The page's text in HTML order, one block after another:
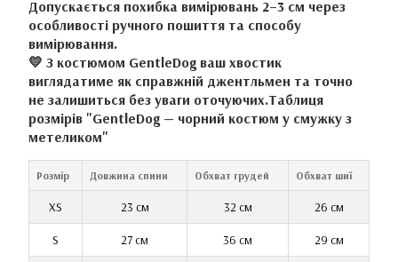
Допускається похибка вимірювань 2–3 см через
особливості ручного пошиття та способу
вимірювання.
💛 З костюмом GentleDog ваш хвостик
виглядатиме як справжній джентльмен та точно
не залишиться без уваги оточуючих.Таблиця
розмірів "GentleDog — чорний костюм у смужку з
метеликом"
Розмір Довжина спини Обхват грудей Обхват шиї
XS 23 см 32 см 26 см
S 27 см 36 см 29 см